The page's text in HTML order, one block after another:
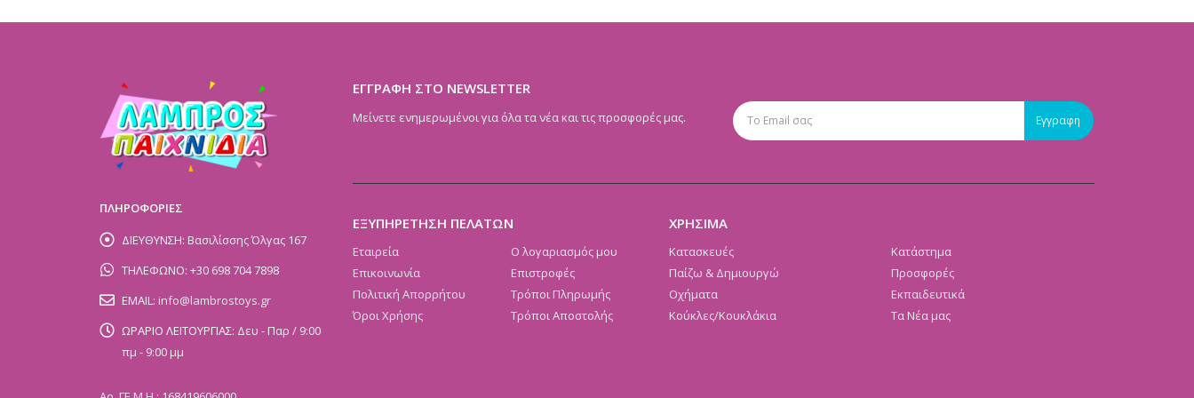
ΠΛΗΡΟΦΟΡΙΕΣ
ΔΙΕΥΘΥΝΣΗ: Βασιλίσσης Όλγας 167
ΤΗΛΕΦΩΝΟ: +30 698 704 7898
EMAIL: info@lambrostoys.gr
ΩΡΑΡΙΟ ΛΕΙΤΟΥΡΓΙΑΣ: Δευ - Παρ / 9:00
πμ - 9:00 μμ
ΕΓΓΡΑΦΗ ΣΤΟ NEWSLETTER
Μείνετε ενημερωμένοι για όλα τα νέα και τις προσφορές μας.
ΕΞΥΠΗΡΕΤΗΣΗ ΠΕΛΑΤΩΝ
Εταιρεία
Επικοινωνία
Πολιτική Απορρήτου
Όροι Χρήσης
Ο λογαριασμός μου
Επιστροφές
Τρόποι Πληρωμής
Τρόποι Αποστολής
ΧΡΗΣΙΜΑ
Κατασκευές
Παίζω & Δημιουργώ
Οχήματα
Κούκλες/Κουκλάκια
Κατάστημα
Προσφορές
Εκπαιδευτικά
Τα Νέα μας